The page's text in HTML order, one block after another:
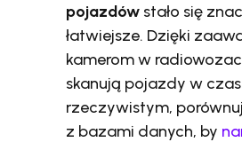
pojazdów stało się
łatwiejsze. Dzięki
kamerom w
skanują pojazdy w
rzeczywistym,
z bazami danych, by